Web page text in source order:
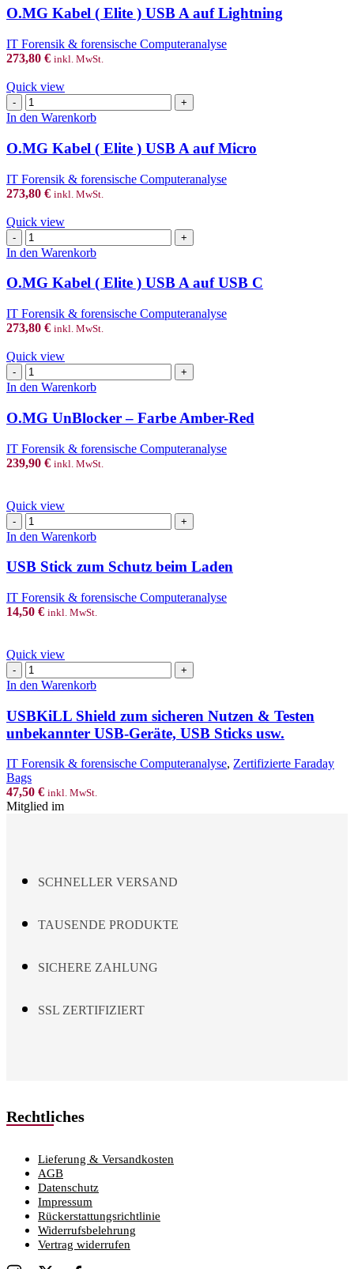
Elite
)
USB
A
auf
Lightning
Menge
O.MG Kabel ( Elite ) USB A auf Lightning
IT Forensik & forensische Computeranalyse
273,80 € inkl. MwSt.
Quick view
O.MG
Kabel
Elite
)
A
auf
Menge
In den Warenkorb
O.MG Kabel ( Elite ) USB A auf Micro
IT Forensik & forensische Computeranalyse
273,80 € inkl. MwSt.
Quick view
O.MG
Kabel
Elite
)
USB
A
auf
USB
C
Menge
In den Warenkorb
O.MG Kabel ( Elite ) USB A auf USB C
IT Forensik & forensische Computeranalyse
273,80 € inkl. MwSt.
Quick view
O.MG
UnBlocker
Farbe
Amber-
Menge
In den Warenkorb
O.MG UnBlocker – Farbe Amber-Red
IT Forensik & forensische Computeranalyse
239,90 € inkl. MwSt.
Quick view
USB
Stick
Schutz
beim
Laden
Menge
In den Warenkorb
USB Stick zum Schutz beim Laden
IT Forensik & forensische Computeranalyse
14,50 € inkl. MwSt.
Quick view
USBKiLL
Shield
sicheren
Nutzen
&
unbekannter
USB-
Geräte,
USB
In den Warenkorb
USBKiLL Shield zum sicheren Nutzen & Testen
unbekannter USB-Geräte, USB Sticks usw.
IT Forensik & forensische Computeranalyse, Zertifizierte Faraday
Bags
47,50 € inkl. MwSt.
Mitglied im
SCHNELLER VERSAND
TAUSENDE PRODUKTE
SICHERE ZAHLUNG
SSL ZERTIFIZIERT
Rechtliches
Lieferung & Versandkosten
AGB
Datenschutz
Impressum
Rückerstattungsrichtlinie
Widerrufsbelehrung
Vertrag widerrufen